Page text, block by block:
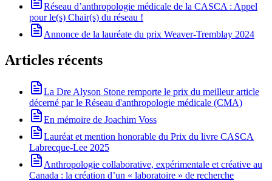
Réseau d’anthropologie médicale de la CASCA : Appel
pour le(s) Chair(s) du réseau !
Annonce de la lauréate du prix Weaver-Tremblay 2024
Articles récents
La Dre Alyson Stone remporte le prix du meilleur article
décerné par le Réseau d'anthropologie médicale (CMA)
En mémoire de Joachim Voss
Lauréat et mention honorable du Prix du livre CASCA
Labrecque-Lee 2025
Anthropologie collaborative, expérimentale et créative au
Canada : la création d’un « laboratoire » de recherche